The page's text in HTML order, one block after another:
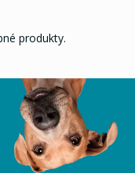
produkty.